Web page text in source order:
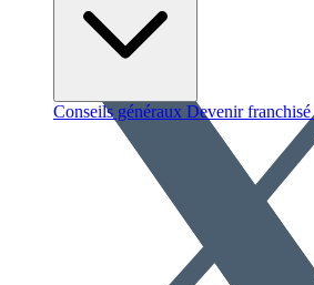
Conseils généraux Devenir franchisé